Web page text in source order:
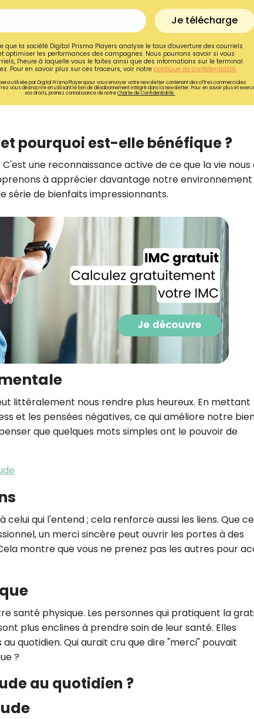
Je télécharge
que la société Digital Prisma Players analyse le taux d'ouverture des courriels
optimiser les performances des campagnes. Nous pourrons savoir si vous
l'heure à laquelle vous le faites ainsi que des informations sur le terminal
Pour en savoir plus sur ces traceurs, voir notre politique de confidentialité.
utilisée par Digital Prisma Playerspour vous envoyer votre newsletter contenant des offres commerciales
vous désinscrire en utilisant le lien de désabonnement intégré dans la newsletter. Pour en savoir plus et
vos droits, prenez connaissance de notreCharte de Confidentialité.
pourquoi est-elle bénéfique ?
une reconnaissance active de ce que la vie
à apprécier davantage notre
série de bienfaits impressionnants.
littéralement nous rendre plus heureux. En mettant
et les pensées négatives, ce qui améliore notre
que quelques mots simples ont le pouvoir de
qui l'entend ; cela renforce aussi les liens. Que
un merci sincère peut ouvrir les portes à des
montre que vous ne prenez pas les autres pour
santé physique. Les personnes qui pratiquent la
plus enclines à prendre soin de leur santé. Elles
quotidien. Qui aurait cru que dire "merci" pouvait
?
au quotidien ?
Recevez
recettes inédites de
!
Ainsi que la newsletter
CROQ.
l'heure à laquelle vous le faites
des informations sur le terminal
utilisez. Pour en savoir plus sur ces
voir notrepolitique de
envoyer votre newsletter contenant des offres
personnalisées. Vous pourrez vous désinscrire en
désabonnement intégré dans la newsletter. Pour en
exercer vos droits, prenez connaissance de notreCharte
Confidentialité